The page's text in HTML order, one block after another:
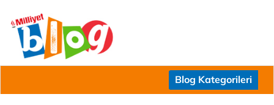
Blog Kategorileri